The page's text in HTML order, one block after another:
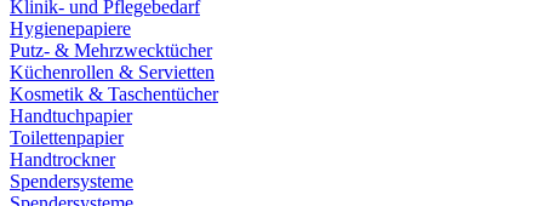
Klinik- und Pflegebedarf
Hygienepapiere
Putz- & Mehrzwecktücher
Küchenrollen & Servietten
Kosmetik & Taschentücher
Handtuchpapier
Toilettenpapier
Handtrockner
Spendersysteme